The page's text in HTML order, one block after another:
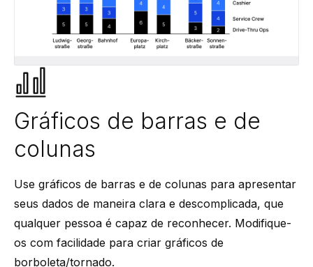
Gráficos de barras e de
colunas
Use gráficos de barras e de colunas para apresentar
seus dados de maneira clara e descomplicada, que
qualquer pessoa é capaz de reconhecer. Modifique-
os com facilidade para criar gráficos de
borboleta/tornado.